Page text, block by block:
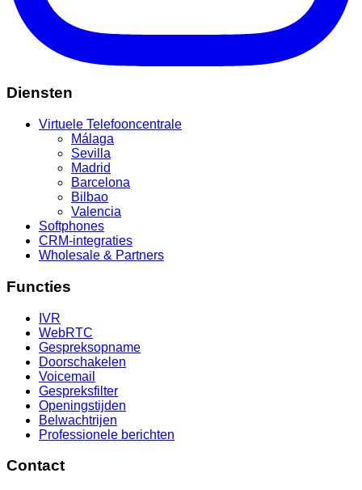
Diensten
Virtuele Telefooncentrale
Málaga
Sevilla
Madrid
Barcelona
Bilbao
Valencia
Softphones
CRM-integraties
Wholesale & Partners
Functies
IVR
WebRTC
Gespreksopname
Doorschakelen
Voicemail
Gespreksfilter
Openingstijden
Belwachtrijen
Professionele berichten
Contact